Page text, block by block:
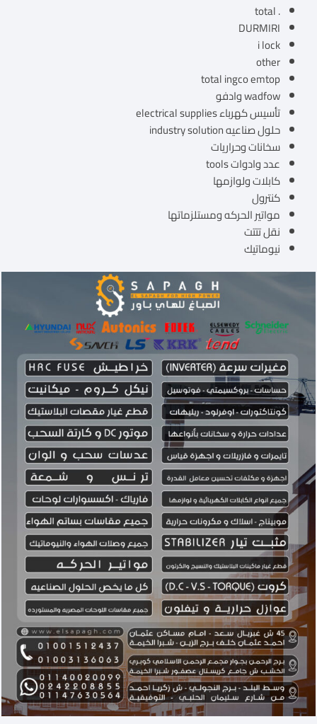
. total
DURMIRI
i lock
other
total ingco emtop
wadfow وادفو
تأسيس كهرباء electrical supplies
حلول صناعيه industry solution
سخانات وحراريات
عدد وادوات tools
كابلات ولوازمها
كنترول
مواتير الحركه ومستلزماتها
نقل تتتت
نيوماتيك